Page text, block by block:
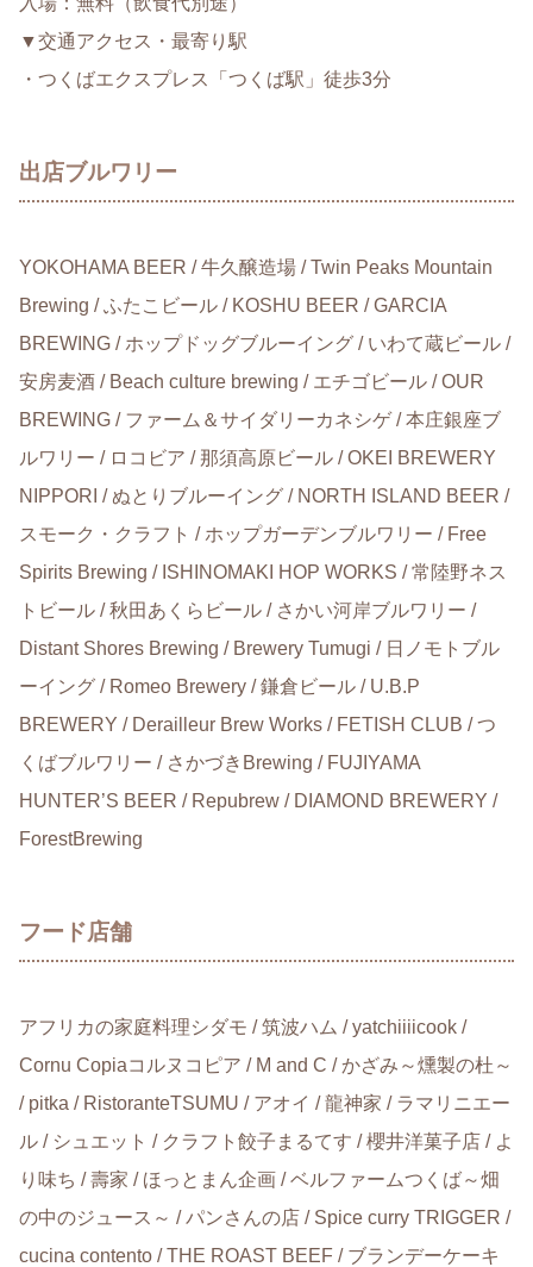
▼交通アクセス・最寄り駅
・つくばエクスプレス「つくば駅」徒歩3分
出店ブルワリー
YOKOHAMA BEER / 牛久醸造場 / Twin Peaks Mountain
Brewing / ふたこビール / KOSHU BEER / GARCIA
BREWING / ホップドッグブルーイング / いわて蔵ビール /
安房麦酒 / Beach culture brewing / エチゴビール / OUR
BREWING / ファーム＆サイダリーカネシゲ / 本庄銀座ブ
ルワリー / ロコビア / 那須高原ビール / OKEI BREWERY
NIPPORI / ぬとりブルーイング / NORTH ISLAND BEER /
スモーク・クラフト / ホップガーデンブルワリー / Free
Spirits Brewing / ISHINOMAKI HOP WORKS / 常陸野ネス
トビール / 秋田あくらビール / さかい河岸ブルワリー /
Distant Shores Brewing / Brewery Tumugi / 日ノモトブル
ーイング / Romeo Brewery / 鎌倉ビール / U.B.P
BREWERY / Derailleur Brew Works / FETISH CLUB / つ
くばブルワリー / さかづきBrewing / FUJIYAMA
HUNTER’S BEER / Repubrew / DIAMOND BREWERY /
ForestBrewing
フード店舗
アフリカの家庭料理シダモ / 筑波ハム / yatchiiiicook /
Cornu Copiaコルヌコピア / M and C / かざみ～燻製の杜～
/ pitka / RistoranteTSUMU / アオイ / 龍神家 / ラマリニエー
ル / シュエット / クラフト餃子まるてす / 櫻井洋菓子店 / よ
り味ち / 壽家 / ほっとまん企画 / ベルファームつくば～畑
の中のジュース～ / パンさんの店 / Spice curry TRIGGER /
cucina contento / THE ROAST BEEF / ブランデーケーキ